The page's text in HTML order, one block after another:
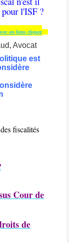
l'ISF ?
ses liens cliquer
Avocat
est
fiscalités
Cour de
de